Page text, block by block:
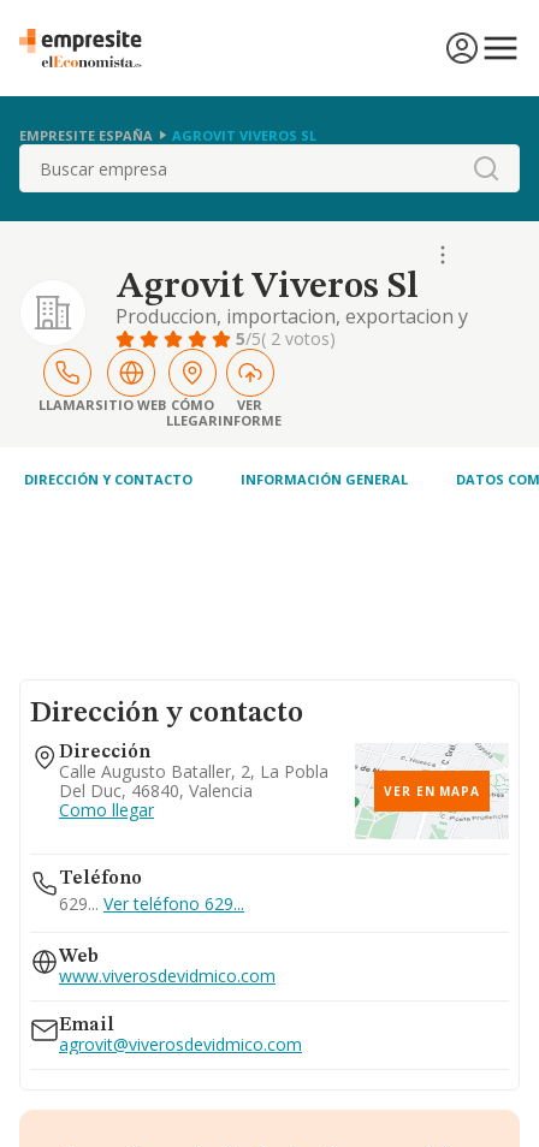
EMPRESITE ESPAÑA AGROVIT VIVEROS SL
Buscar
Agrovit Viveros Sl
Produccion, importacion, exportacion y
distribucion de viveros. produccion,
comercializacion, importacion y exportacion
de refrescos, vinos y alcoholes, frutas y
verduras. compraventa y transformacion de
terrenos.
5/5( 2 votos)
LLAMARSITIO WEB CÓMO
LLEGAR
VER
INFORME
DIRECCIÓN Y CONTACTO INFORMACIÓN GENERAL DATOS
Dirección y contacto
Dirección
Calle Augusto Bataller, 2, La Pobla
Del Duc, 46840, Valencia
Como llegar
VER EN MAPA
Teléfono
629... Ver teléfono 629...
Web
www.viverosdevidmico.com
Email
agrovit@viverosdevidmico.com